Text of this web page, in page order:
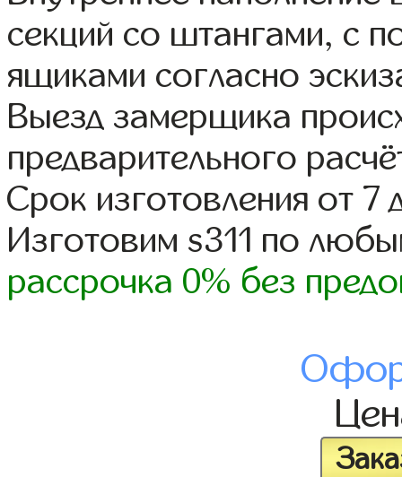
секций со штангами, с
ящиками согласно
Выезд замерщика
предварительного
Срок изготовления от 7
Изготовим s311 по
рассрочка 0% без